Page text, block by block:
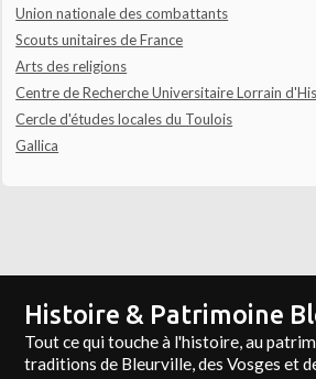
Union nationale des combattants
Scouts unitaires de France
Arts des religions
Centre de Recherche Universitaire Lorrain
Cercle d'études locales du Toulois
Gallica
Histoire & Patrimoine
Tout ce qui touche à l'histoire, au
traditions de Bleurville, des Vosges et